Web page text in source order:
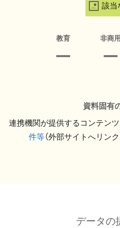
該当
教育 非商用
資料固有
連携機関が提供するコンテンツ
件等（外部サイトへリン
データの